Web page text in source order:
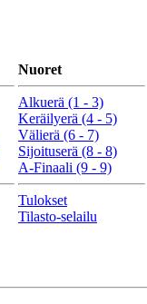
Nuoret
Alkuerä (1 - 3)
Keräilyerä (4 - 5)
Välierä (6 - 7)
Sijoituserä (8 - 8)
A-Finaali (9 - 9)
Tulokset
Tilasto-selailu